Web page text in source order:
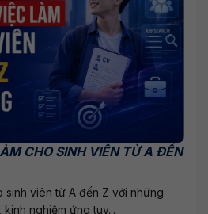
CHO SINH VIÊN TỪ A ĐẾN
sinh viên từ A đến Z với những
nghiệm ứng tuy...